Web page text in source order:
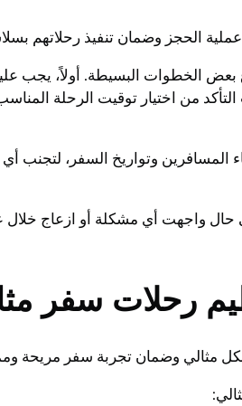
الحجز وضمان تنفيذ رحلاتهم
الخطوات البسيطة. أولاً، يجب
من اختيار توقيت الرحلة
المسافرين وتواريخ السفر،
حال واجهت أي مشكلة أو ازعاج
رحلات سفر
مثالي وضمان تجربة سفر مريحة